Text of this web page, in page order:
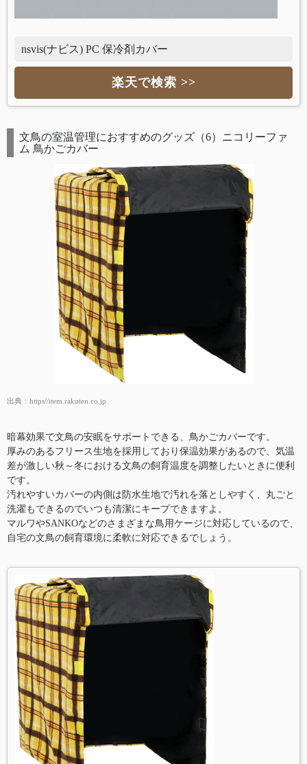
nsvis(ナビス) PC 保冷剤カバー
楽天で検索 >>
文鳥の室温管理におすすめのグッズ（6）ニコリーファ
ム 鳥かごカバー
出典： https//item.rakuten.co.jp
暗幕効果で文鳥の安眠をサポートできる、鳥かごカバーです。
厚みのあるフリース生地を採用しており保温効果があるので、気温
差が激しい秋～冬における文鳥の飼育温度を調整したいときに便利
です。
汚れやすいカバーの内側は防水生地で汚れを落としやすく、丸ごと
洗濯もできるのでいつも清潔にキープできますよ。
マルワやSANKOなどのさまざまな鳥用ケージに対応しているので、
自宅の文鳥の飼育環境に柔軟に対応できるでしょう。